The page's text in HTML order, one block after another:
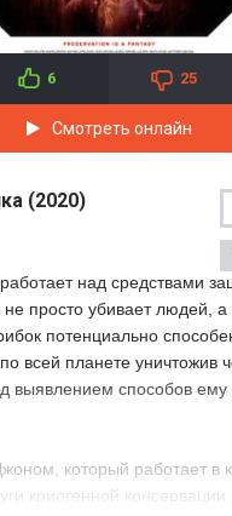
6 25
Смотреть онлайн
(2020)
над средствами
не просто убивает людей,
потенциально
всей планете уничтожив
выявлением способов ему
который работает в
криогенной консервации.